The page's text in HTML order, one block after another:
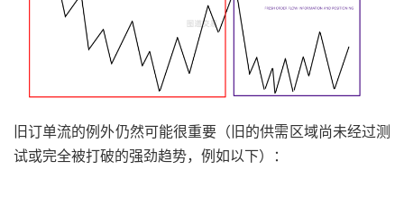
旧订单流的例外仍然可能很重要（旧的供需区域尚未经过测
试或完全被打破的强劲趋势，例如以下）：